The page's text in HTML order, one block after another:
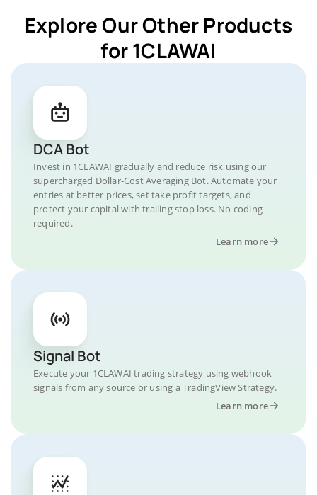
Explore Our Other Products
for 1CLAWAI
DCA Bot
Invest in 1CLAWAI gradually and reduce risk using our
supercharged Dollar-Cost Averaging Bot. Automate your
entries at better prices, set take profit targets, and
protect your capital with trailing stop loss. No coding
required.
Learn more
Signal Bot
Execute your 1CLAWAI trading strategy using webhook
signals from any source or using a TradingView Strategy.
Learn more